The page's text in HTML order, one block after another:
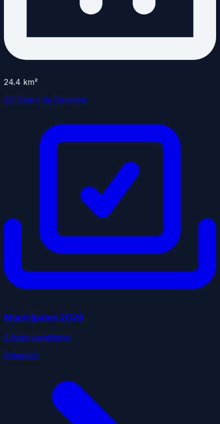
24.4 km²
CC Coeur de Garonne
Municipales 2026
2 listes candidates
datagouv